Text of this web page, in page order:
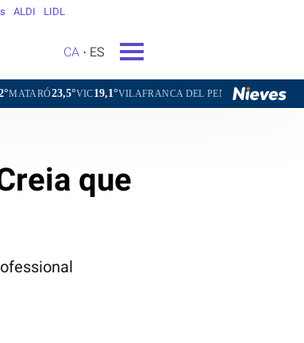
ALDI LIDL
CA ES
VIC19,1°VILAFRANCA DEL PENEDÈS21,4°VILANOVA I LA
que